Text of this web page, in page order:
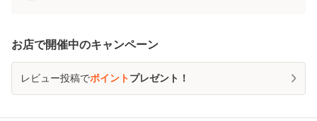
お店で開催中のキャンペーン
レビュー投稿でポイントプレゼント！